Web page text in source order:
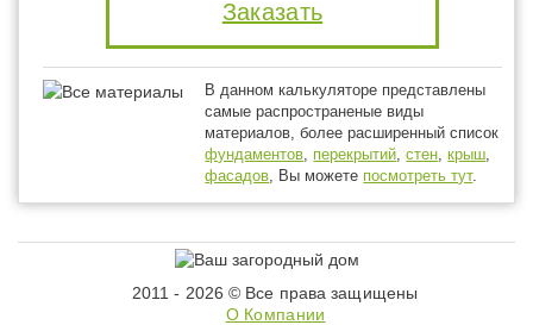
Заказать
В данном калькуляторе представлены
самые распространеные виды
материалов, более расширенный список
фундаментов, перекрытий,стен,крыш,
фасадов, Вы можете посмотреть тут.
2011 - 2026 © Все права защищены
О Компании